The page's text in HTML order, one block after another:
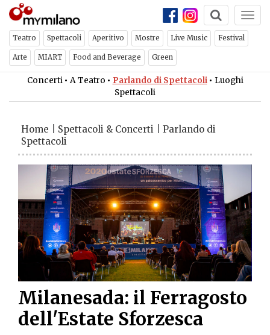
Teatro Spettacoli Aperitivo Mostre Live Music Festival
Arte MIART Food and Beverage Green
Concerti • A Teatro • Parlando di Spettacoli • Luoghi
Spettacoli
Home Spettacoli & Concerti
Parlando di
Spettacoli
Milanesada: il Ferragosto
dell'Estate Sforzesca